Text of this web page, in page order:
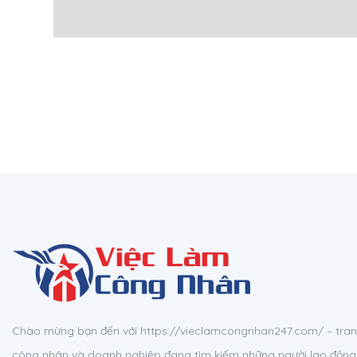
Chào mừng bạn đến với https://vieclamcongnhan247.com/ –